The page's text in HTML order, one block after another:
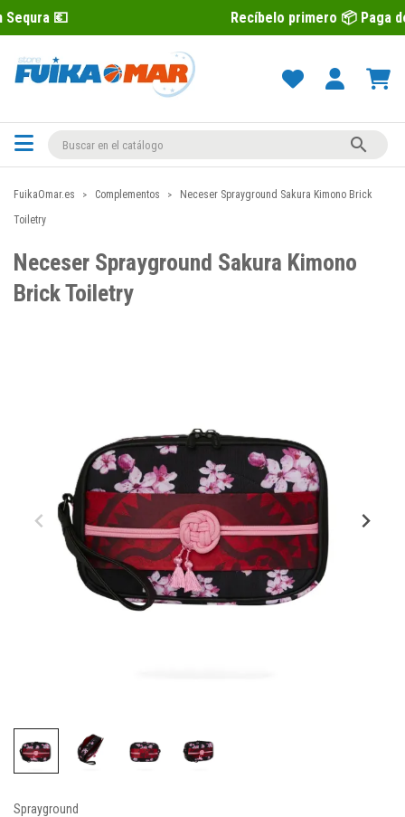
Recíbelo primero 📦 Paga después con

FuikaOmar.es Complementos
Neceser Sprayground Sakura Kimono Brick
Toiletry
Neceser Sprayground Sakura Kimono
Brick Toiletry
Sprayground